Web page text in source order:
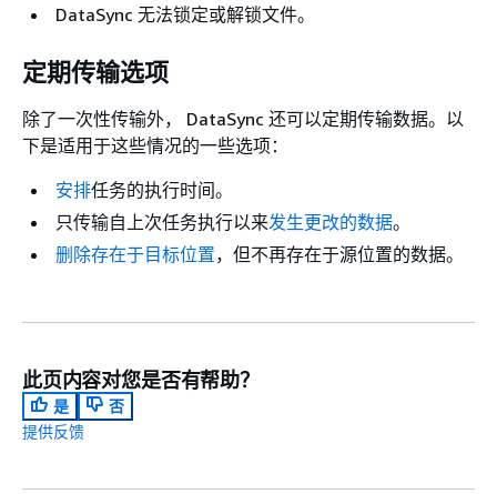
DataSync 无法锁定或解锁文件。
定期传输选项
除了一次性传输外， DataSync 还可以定期传输数据。以
下是适用于这些情况的一些选项：
安排任务的执行时间。
只传输自上次任务执行以来发生更改的数据。
删除存在于目标位置，但不再存在于源位置的数据。
此页内容对您是否有帮助？
是
否
提供反馈